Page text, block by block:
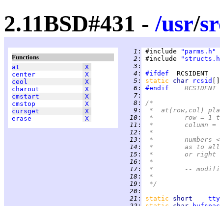
2.11BSD#431 -/usr/
Functions
at
X
center
X
ceol
X
charout
X
cmstart
X
cmstop
X
cursget
X
erase
X
   1
: #include
"parms.h"
   2
: #include
   3
:
   4
: #ifdef
   5
: static char rcsid
   6
: #endif
	RCSIDENT
   7
:
   8
:
/*
   9
:
*  at(row,col)
  10
:
*	row =
  11
:
*
  12
:
*
  13
:
*
  14
:
*	as to
  15
:
*	or
  16
:
*
  17
:
*	--
  18
:
*
  19
:
*/
  20
:
  21
: static short